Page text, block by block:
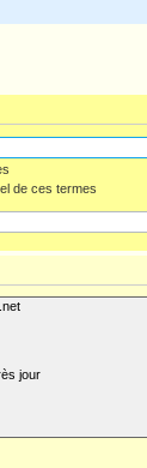
de ces termes